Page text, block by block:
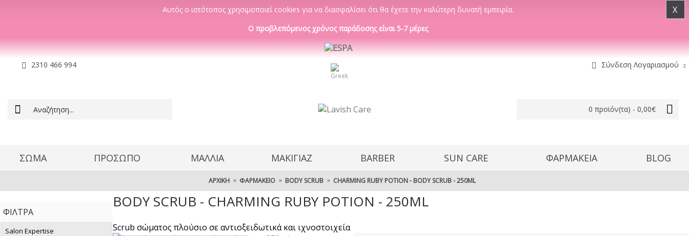
Αυτός ο ιστότοπος χρησιμοποιεί cookies για να διασφαλίσει ότι θα έχετε την καλύτερη δυνατή εμπειρία. X
Ο προβλεπόμενος χρόνος παράδοσης είναι 5-7 μέρες
2310 466 994 Σύνδεση Λογαριασμού
0 προϊόν(τα) - 0,00€
ΣΩΜΑ ΠΡΟΣΩΠΟ ΜΑΛΛΊΑ ΜΑΚΙΓΙΑΖ BARBER SUN CARE ΦΑΡΜΑΚΕΙΑ BLOG
ΑΡΧΙΚΉ ΦΑΡΜΑΚΕΊΟ BODY SCRUB CHARMING RUBY POTION - BODY SCRUB - 250ML
ΦΊΛΤΡΑ
Salon Expertise
BODY SCRUB - CHARMING RUBY POTION - 250ML
Scrub σώματος πλούσιο σε αντιοξειδωτικά και ιχνοστοιχεία